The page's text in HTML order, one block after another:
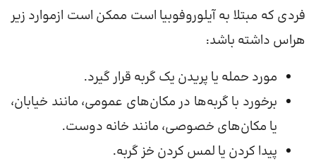
فردی که مبتلا به آیلوروفوبیا است ممکن است ازموارد زیر
هراس داشته باشد:
مورد حمله یا پریدن یک گربه قرار گیرد.
برخورد با گربه‌ها در مکان‌های عمومی، مانند خیابان،
یا مکان‌های خصوصی، مانند خانه دوست.
پیدا کردن یا لمس کردن خز گربه.